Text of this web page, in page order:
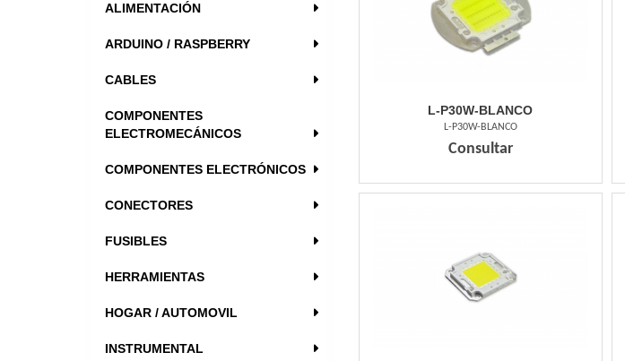
ALIMENTACIÓN
ARDUINO / RASPBERRY
CABLES
COMPONENTES
ELECTROMECÁNICOS
COMPONENTES ELECTRÓNICOS
CONECTORES
FUSIBLES
HERRAMIENTAS
HOGAR / AUTOMOVIL
INSTRUMENTAL
L-P30W-BLANCO
L-P30W-BLANCO
Consultar